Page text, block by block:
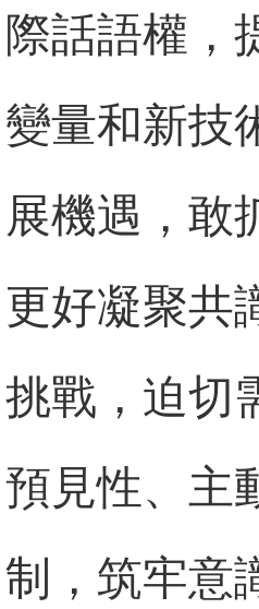
際話語權，
變量和新技
展機遇，敢
更好凝聚共
挑戰，迫切
預見性、主
制，筑牢意